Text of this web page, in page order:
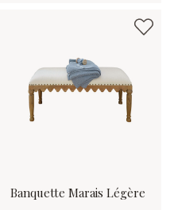
Banquette Marais Légère